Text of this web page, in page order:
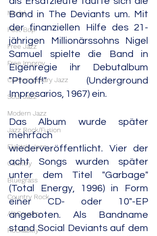
Modal
Post Bop
Free Jazz
Free Improv
Contemporary Jazz
Soul Jazz
Modern Jazz
Jazz Rock/Fusion
Electric Jazz
Country
Bluegrass
Country Rock
Alt.Country
Rockabilly
Band in The Deviants um. Mit
der finanziellen Hilfe des 21-
jährigen Millionärssohns Nigel
Samuel spielte die Band in
Eigenregie ihr Debutalbum
"Ptooff!" (Underground
Impresarios, 1967) ein.
Das Album wurde später
mehrfach
wiederveröffentlicht. Vier der
acht Songs wurden später
unter dem Titel "Garbage"
(Total Energy, 1996) in Form
einer CD- oder 10"-EP
angeboten. Als Bandname
stand Social Deviants auf dem